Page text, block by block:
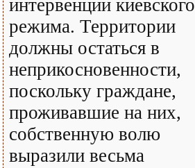
интервенции киевского
режима. Территории
должны остаться в
неприкосновенности,
поскольку граждане,
проживавшие на них,
собственную волю
выразили весьма